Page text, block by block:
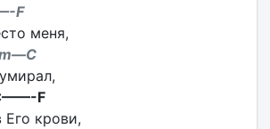
F
меня,
F
Его крови,